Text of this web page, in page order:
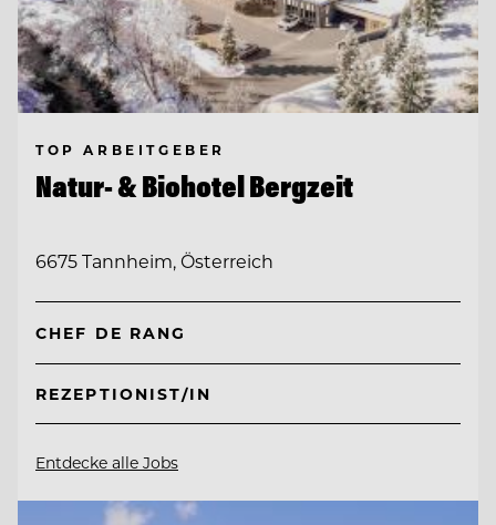
TOP ARBEITGEBER
Natur- & Biohotel Bergzeit
6675 Tannheim, Österreich
CHEF DE RANG
REZEPTIONIST/IN
Entdecke alle Jobs